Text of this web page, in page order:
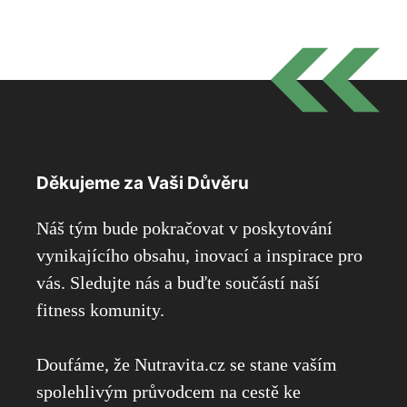
Děkujeme za Vaši Důvěru
Náš tým bude pokračovat v poskytování
vynikajícího obsahu, inovací a inspirace pro
vás. Sledujte nás a buďte součástí naší
fitness komunity.
Doufáme, že Nutravita.cz se stane vaším
spolehlivým průvodcem na cestě ke